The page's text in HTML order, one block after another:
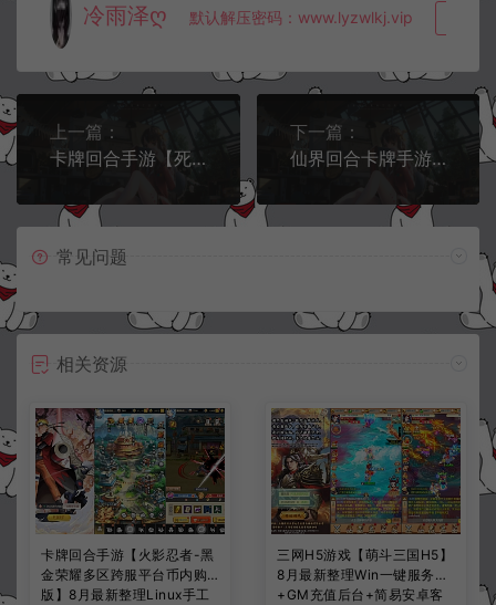
冷雨泽ღ 默认解压密码：www.lyzwlkj.vip
上一篇：
卡牌回合手游【死神2】1月最新整理Linux手工服务端+充值后台+物品后台+安卓苹果双端
下一篇：
仙界回合卡牌手游【千古传说】1月最新整理Win一键服务端+CDK生成+授权物品后台+安卓
常见问题
相关资源
卡牌回合手游【火影忍者-黑
金荣耀多区跨服平台币内购
版】8月最新整理Linux手工
三网H5游戏【萌斗三国H5】
8月最新整理Win一键服务端
+GM充值后台+简易安卓客